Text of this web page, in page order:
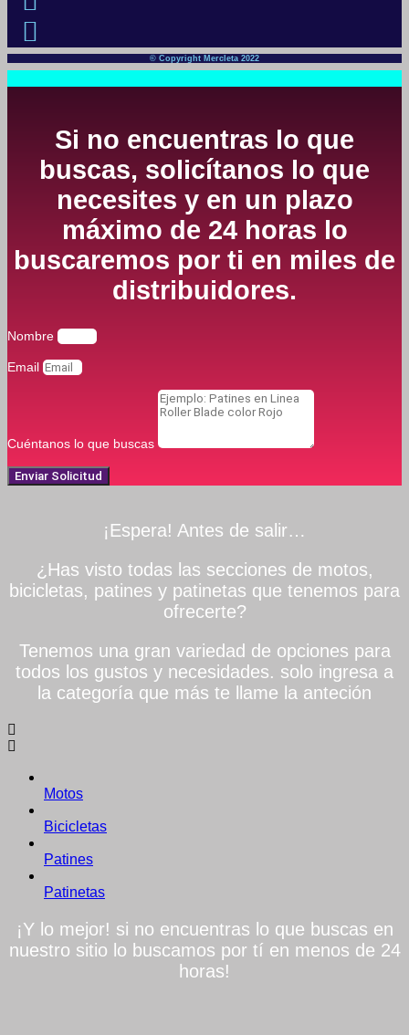
© Copyright Mercleta 2022
Si no encuentras lo que
buscas, solicítanos lo que
necesites y en un plazo
máximo de 24 horas lo
buscaremos por ti en miles de
distribuidores.
Nombre
Email
Cuéntanos lo que buscas
Enviar Solicitud
¡Espera! Antes de salir…
¿Has visto todas las secciones de motos,
bicicletas, patines y patinetas que tenemos para
ofrecerte?
Tenemos una gran variedad de opciones para
todos los gustos y necesidades. solo ingresa a
la categoría que más te llame la anteción
Motos
Bicicletas
Patines
Patinetas
¡Y lo mejor! si no encuentras lo que buscas en
nuestro sitio lo buscamos por tí en menos de 24
horas!